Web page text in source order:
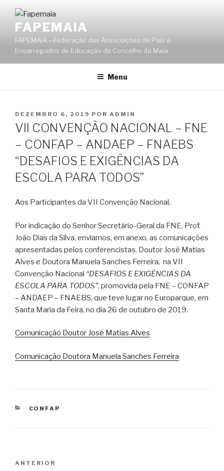
conteúdo
FAPEMAIA
FAPEMAIA – Federação das Associações de Pais e
Encarregados de Educação do Concelho da Maia
Menu
PUBLICADO
EM
DEZEMBRO 6, 2019 POR ADMIN
VII CONVENÇÃO NACIONAL – FNE
– CONFAP – ANDAEP – FNAEBS
“DESAFIOS E EXIGÊNCIAS DA
ESCOLA PARA TODOS”
Aos Participantes da VII Convenção Nacional,
Por indicação do Senhor Secretário-Geral da FNE, Prof.
João Dias da Silva, enviamos, em anexo, as comunicações
apresentadas pelos conferencistas, Doutor José Matias
Alves e Doutora Manuela Sanches Ferreira, na VII
Convenção Nacional “DESAFIOS E EXIGÊNCIAS DA
ESCOLA PARA TODOS”, promovida pela FNE – CONFAP
– ANDAEP – FNAEBS, que teve lugar no Europarque, em
Santa Maria da Feira, no dia 26 de outubro de 2019.
Comunicação Doutor José Matias Alves
Comunicação Doutora Manuela Sanches Ferreira
CATEGORIAS
CONFAP
Conteúdo
ANTERIOR